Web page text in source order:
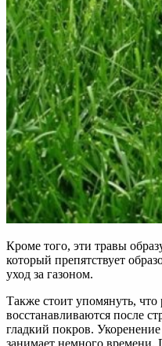
Кроме того, эти травы
который препятствует
уход за газоном.
Также стоит упомянуть, что
восстанавливаются после
гладкий покров.